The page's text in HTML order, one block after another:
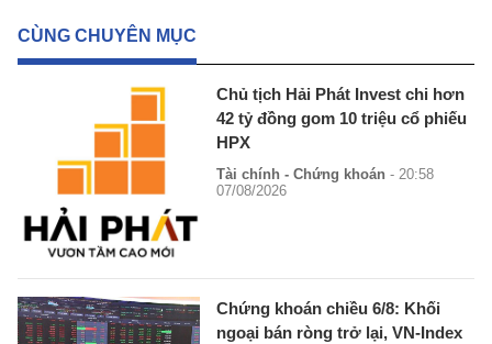
CÙNG CHUYÊN MỤC
Chủ tịch Hải Phát Invest chi hơn
42 tỷ đồng gom 10 triệu cổ phiếu
HPX
Tài chính - Chứng khoán - 20:58
07/08/2026
Chứng khoán chiều 6/8: Khối
ngoại bán ròng trở lại, VN-Index